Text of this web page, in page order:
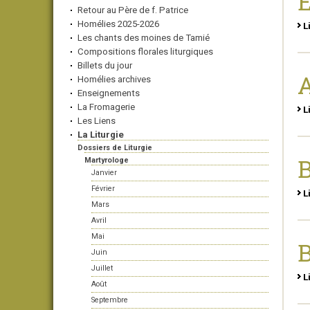
Retour au Père de f. Patrice
Homélies 2025-2026
Les chants des moines de Tamié
Compositions florales liturgiques
Billets du jour
Homélies archives
Enseignements
La Fromagerie
Les Liens
La Liturgie
Dossiers de Liturgie
Martyrologe
Janvier
Février
Mars
Avril
Mai
Juin
Juillet
Août
Septembre